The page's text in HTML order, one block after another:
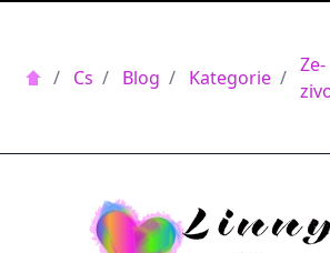
/ Cs / Blog / Kategorie /
Ze-